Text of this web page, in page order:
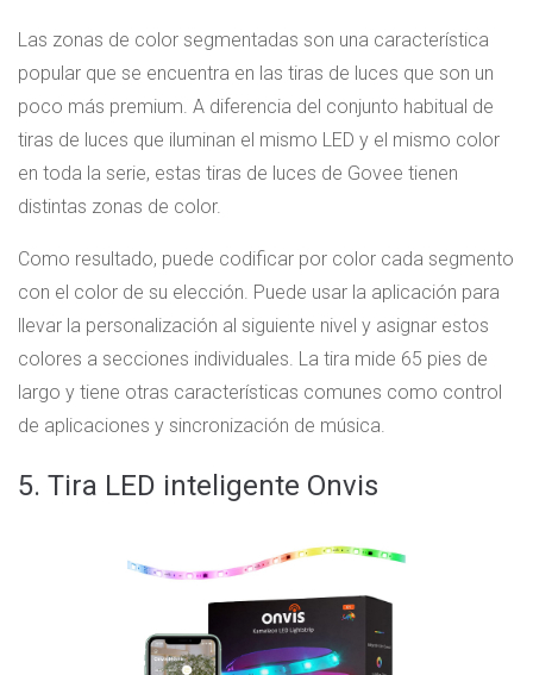
Las zonas de color segmentadas son una característica
popular que se encuentra en las tiras de luces que son un
poco más premium. A diferencia del conjunto habitual de
tiras de luces que iluminan el mismo LED y el mismo color
en toda la serie, estas tiras de luces de Govee tienen
distintas zonas de color.
Como resultado, puede codificar por color cada segmento
con el color de su elección. Puede usar la aplicación para
llevar la personalización al siguiente nivel y asignar estos
colores a secciones individuales. La tira mide 65 pies de
largo y tiene otras características comunes como control
de aplicaciones y sincronización de música.
5. Tira LED inteligente Onvis